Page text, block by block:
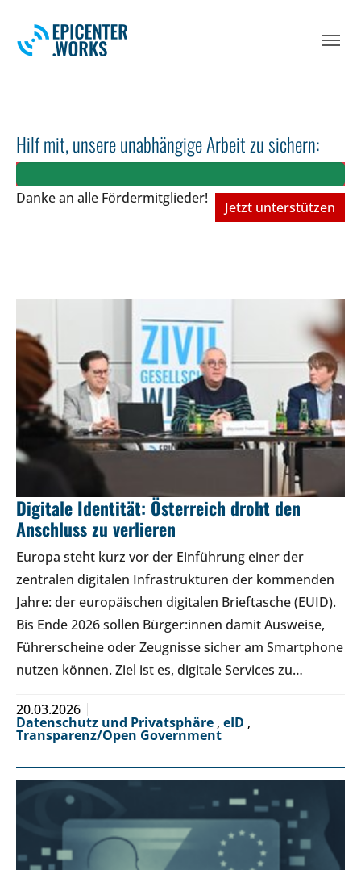
Hilf mit, unsere unabhängige Arbeit zu sichern:
Danke an alle Fördermitglieder!
Jetzt unterstützen
Digitale Identität: Österreich droht den
Anschluss zu verlieren
Europa steht kurz vor der Einführung einer der
zentralen digitalen Infrastrukturen der kommenden
Jahre: der europäischen digitalen Brieftasche (EUID).
Bis Ende 2026 sollen Bürger:innen damit Ausweise,
Führerscheine oder Zeugnisse sicher am Smartphone
nutzen können. Ziel ist es, digitale Services zu…
20.03.2026
Datenschutz und Privatsphäre , eID ,
Transparenz/Open Government